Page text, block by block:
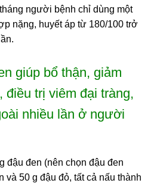
người bệnh chỉ dùng một
nặng, huyết áp từ 180/100 trở
giúp bổ thận, giảm
điều trị viêm đại tràng,
nhiều lần ở người
đậu đen (nên chọn đậu đen
và 50 g đậu đỏ, tất cả nấu thành